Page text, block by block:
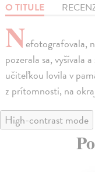
O TITULE
Nefotografovala,
pozerala sa, vyšívala
učiteľkou lovila v
z prítomnosti, na
High-contrast mode